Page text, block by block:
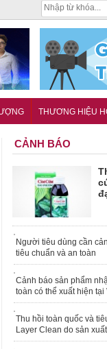
THƯƠNG HIỆU
CẢNH BÁO
Người tiêu dùng cần
tiêu chuẩn và an toàn
Cảnh báo sản phẩm
toàn có thể xuất hiện tại
Thu hồi toàn quốc và
Layer Clean do sản